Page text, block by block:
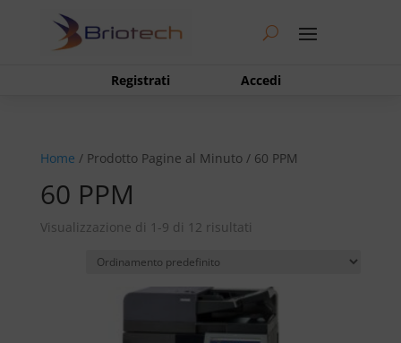
Registrati Accedi
Home / Prodotto Pagine al Minuto / 60 PPM
60 PPM
Visualizzazione di 1-9 di 12 risultati